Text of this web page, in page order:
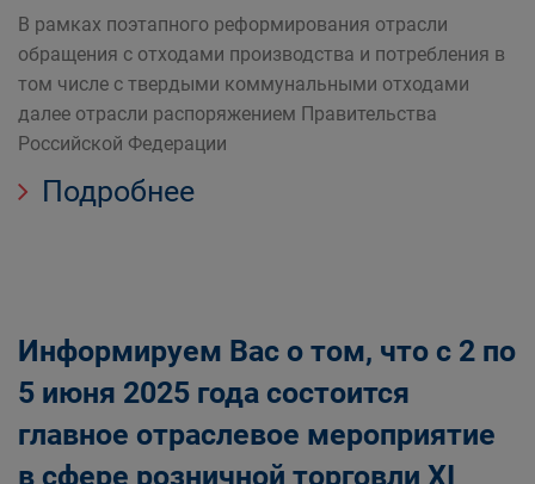
В рамках поэтапного реформирования отрасли
обращения с отходами производства и потребления в
том числе с твердыми коммунальными отходами
далее отрасли распоряжением Правительства
Российской Федерации
Подробнее
Информируем Вас о том, что с 2 по
5 июня 2025 года состоится
главное отраслевое мероприятие
в сфере розничной торговли XI